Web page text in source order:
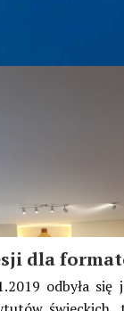
ducha z
dla
odbyła się